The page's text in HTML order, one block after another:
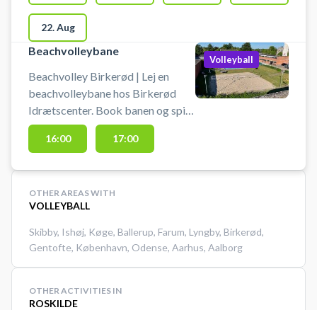
for omklædning og bad.
22. Aug
Beachvolleybane
Beachvolley Birkerød | Lej en
beachvolleybane hos Birkerød
Idrætscenter. Book banen og spil
beachvolley udendørs i Birkerød i
Nordsjælland. Der er gode
Volleyball
16:00 17:00
OTHER AREAS WITH
VOLLEYBALL
Skibby, Ishøj, Køge, Ballerup, Farum, Lyngby, Birkerød,
Gentofte, København, Odense, Aarhus, Aalborg
OTHER ACTIVITIES IN
ROSKILDE